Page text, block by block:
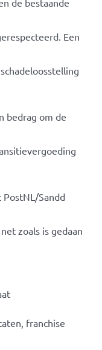
de bestaande
Een
bedrag om de
Sandd
zoals is gedaan
franchise